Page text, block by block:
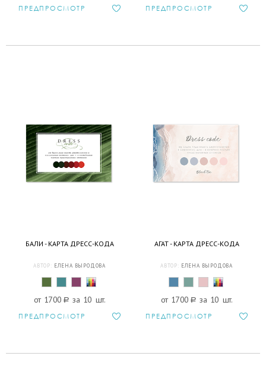
ПРЕДПРОСМОТР ПРЕДПРОСМОТР
БАЛИ - КАРТА ДРЕСС-КОДА
АВТОР: ЕЛЕНА ВЫРОДОВА
от 1700 a за 10 шт.
ПРЕДПРОСМОТР
АГАТ - КАРТА ДРЕСС-КОДА
АВТОР: ЕЛЕНА ВЫРОДОВА
от 1700 a за 10 шт.
ПРЕДПРОСМОТР